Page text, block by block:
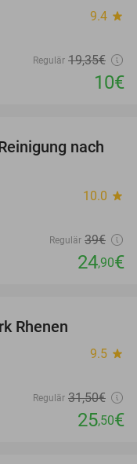
9.4 star
Regulär 19,35€
10€
36%
nach
10.0 star
Regulär 39€
24,90€
Rhenen
9.5 star
Regulär 31,50€
25,50€